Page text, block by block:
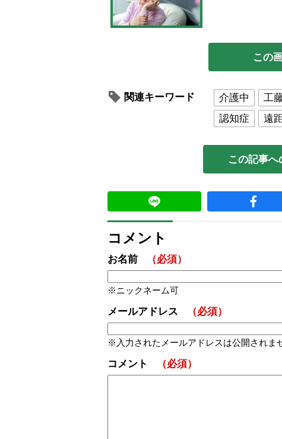
この
関連キーワード 介護中 工
認知症
遠
この記事へ
コメント
お名前 （必須）
ニックネーム可
メールアドレス （必須）
入力されたメールアドレスは公開されま
コメント （必須）